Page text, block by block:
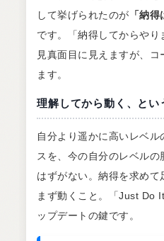
して挙げられたのが 「納
です。「納得してからや
見真面目に見えますが、
ます。
理解してから動く、とい
自分より遥かに高いレベル
スを、今の自分のレベルの
はずがない。納得を求めて
まず動くこと。「Just Do
ップデートの鍵です。